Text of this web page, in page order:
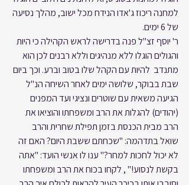
למחנה ריכוז ג'אדו הנידח מכל ישוב, מהלך נסיעה
של 6 ימים.
ר' יוסף זצ"ל פנה בדרישה לראש הקהילה כי היות
והגולים הוגלו ללא מנהיגים וללא רבנים לכן הוא
מתנדב  להיות עם הקהל שלו בטוב וברע. וכך ביום
שבת בבוקר, שלושה ימים לאחר השיחה הנ"ל
הגיעה משאית עם שוטרים ונציגי ועד המפנים
(יהודים) להגלות את הרב ומשפחתו והוציאו את
הרב מבית הכנסת בזמן תפילת שחרית והרב
שואל בתדהמה: "שכחתם ששבת היום? האם זה
לא יכול לחכות למחר?" ענו לו אנשי הועד: "אתה
בקשת לנסוע!" , לקחו בכוח את הרב ומשפחתו